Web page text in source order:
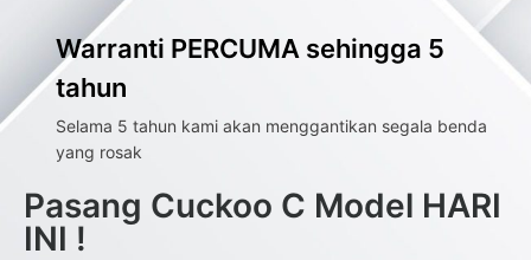
Warranti PERCUMA sehingga 5
tahun
Selama 5 tahun kami akan menggantikan segala benda
yang rosak
Pasang Cuckoo C Model HARI
INI !